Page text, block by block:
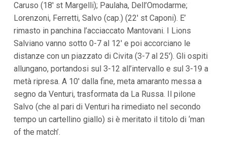
e
a
i
i
n
f
o
n
o
Caruso (18′ st Margelli); Paulaha, Dell’Omodarme;
Lorenzoni, Ferretti, Salvo (cap.) (22′ st Caponi). E’
rimasto in panchina l’acciaccato Mantovani. I Lions
Salviano vanno sotto 0-7 al 12′ e poi accorciano le
distanze con un piazzato di Civita (3-7 al 25′). Gli ospiti
allungano, portandosi sul 3-12 all’intervallo e sul 3-19 a
metà ripresa. A 10′ dalla fine, meta amaranto messa a
segno da Venturi, trasformata da La Russa. Il pilone
Salvo (che al pari di Venturi ha rimediato nel secondo
tempo un cartellino giallo) si è meritato il titolo di ‘man
of the match’.